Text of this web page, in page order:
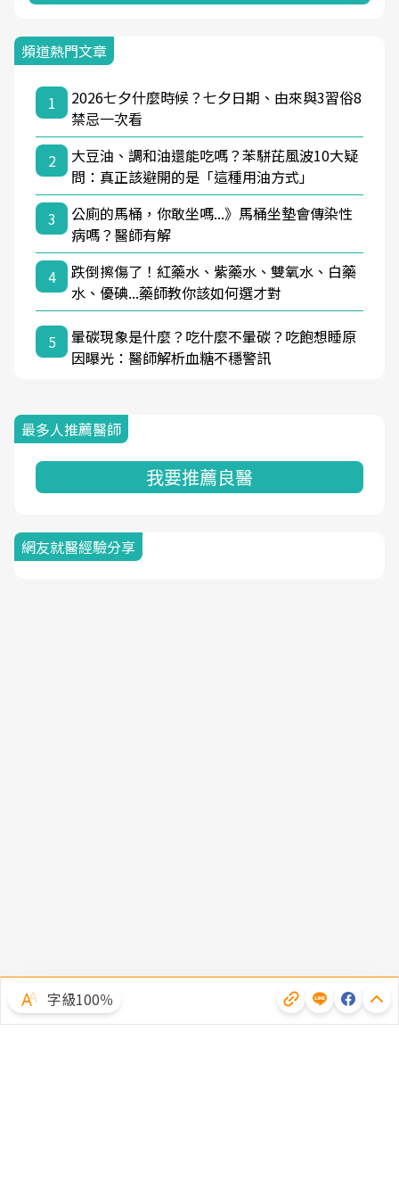
頻道熱門文章
1
2026七夕什麼時候？七夕日期、由來與3習俗8
禁忌一次看
2
大豆油、調和油還能吃嗎？苯駢芘風波10大疑
問：真正該避開的是「這種用油方式」
3
公廁的馬桶，你敢坐嗎...》馬桶坐墊會傳染性
病嗎？醫師有解
4
跌倒擦傷了！紅藥水、紫藥水、雙氧水、白藥
水、優碘...藥師教你該如何選才對
5
暈碳現象是什麼？吃什麼不暈碳？吃飽想睡原
因曝光：醫師解析血糖不穩警訊
最多人推薦醫師
我要推薦良醫
網友就醫經驗分享
字級100％